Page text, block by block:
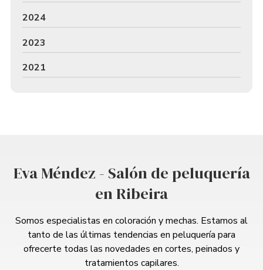
2024
2023
2021
Eva Méndez - Salón de peluquería
en Ribeira
Somos especialistas en coloración y mechas. Estamos al
tanto de las últimas tendencias en peluquería para
ofrecerte todas las novedades en cortes, peinados y
tratamientos capilares.